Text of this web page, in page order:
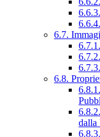
6.7.
6.8.
dalla